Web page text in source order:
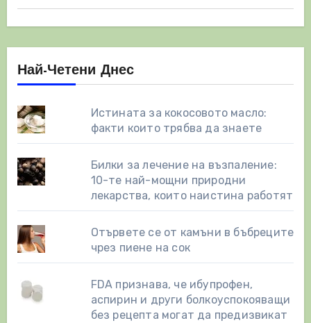
Най-Четени Днес
Истината за кокосовото масло:
факти които трябва да знаете
Билки за лечение на възпаление:
10-те най-мощни природни
лекарства, които наистина работят
Отървете се от камъни в бъбреците
чрез пиене на сок
FDA признава, че ибупрофен,
аспирин и други болкоуспокояващи
без рецепта могат да предизвикат